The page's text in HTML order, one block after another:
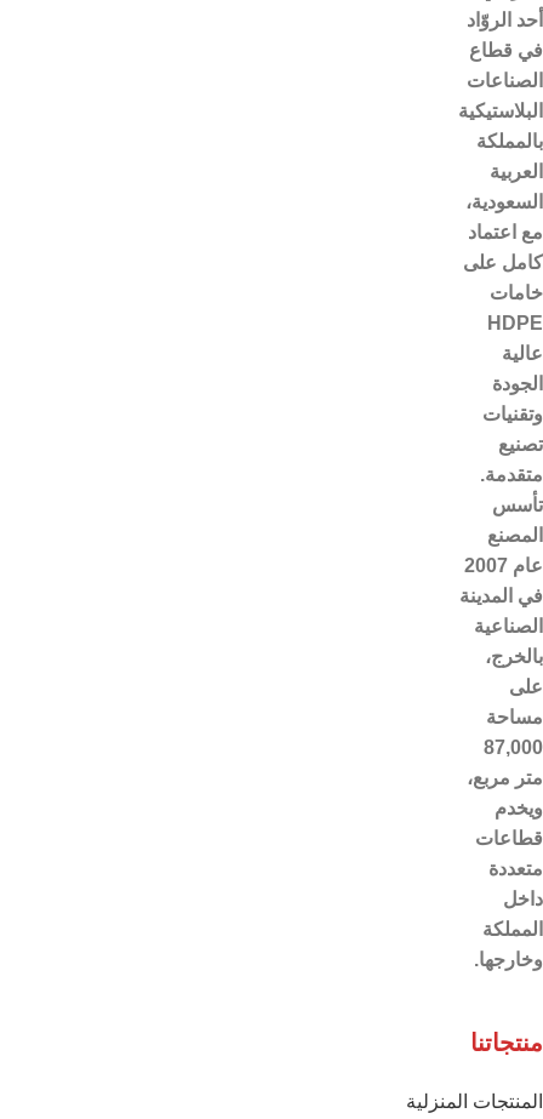
أحد الروّاد
في قطاع
الصناعات
البلاستيكية
بالمملكة
العربية
السعودية،
مع اعتماد
كامل على
خامات
HDPE
عالية
الجودة
وتقنيات
تصنيع
متقدمة.
تأسس
المصنع
عام 2007
في المدينة
الصناعية
بالخرج،
على
مساحة
87,000
متر مربع،
ويخدم
قطاعات
متعددة
داخل
المملكة
وخارجها.
منتجاتنا
المنتجات المنزلية